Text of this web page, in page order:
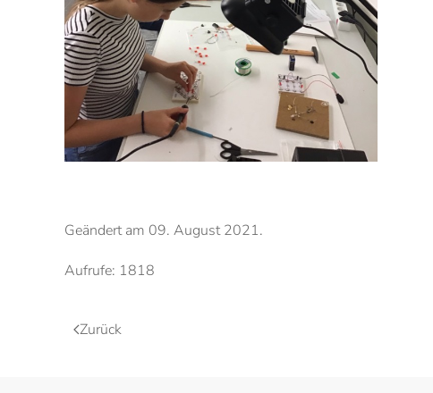
Geändert am 09. August 2021.
Aufrufe: 1818
Zurück